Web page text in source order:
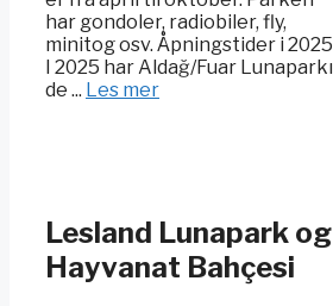
har gondoler, radiobiler, fly,
minitog osv. Åpningstider i 2025
I 2025 har Aldağ/Fuar Lunaparkı
de ... Les mer
Lesland Lunapark og
Hayvanat Bahçesi